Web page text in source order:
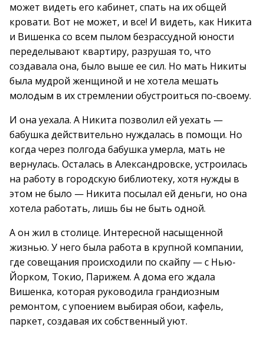
может видеть его кабинет, спать на их общей
кровати. Вот не может, и все! И видеть, как Никита
и Вишенка со всем пылом безрассудной юности
переделывают квартиру, разрушая то, что
создавала она, было выше ее сил. Но мать Никиты
была мудрой женщиной и не хотела мешать
молодым в их стремлении обустроиться по-своему.
И она уехала. А Никита позволил ей уехать —
бабушка действительно нуждалась в помощи. Но
когда через полгода бабушка умерла, мать не
вернулась. Осталась в Александровске, устроилась
на работу в городскую библиотеку, хотя нужды в
этом не было — Никита посылал ей деньги, но она
хотела работать, лишь бы не быть одной.
А он жил в столице. Интересной насыщенной
жизнью. У него была работа в крупной компании,
где совещания происходили по скайпу — с Нью-
Йорком, Токио, Парижем. А дома его ждала
Вишенка, которая руководила грандиозным
ремонтом, с упоением выбирая обои, кафель,
паркет, создавая их собственный уют.